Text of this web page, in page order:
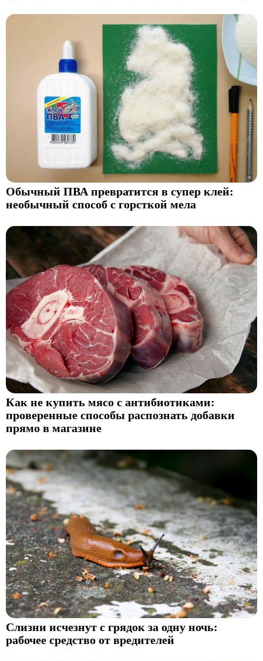
Обычный ПВА превратится в супер клей:
необычный способ с горсткой мела
Как не купить мясо с антибиотиками:
проверенные способы распознать добавки
прямо в магазине
Слизни исчезнут с грядок за одну ночь:
рабочее средство от вредителей